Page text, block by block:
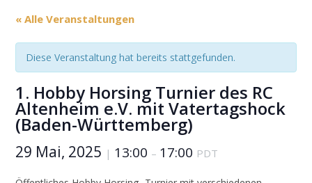
« Alle Veranstaltungen
Diese Veranstaltung hat bereits stattgefunden.
1. Hobby Horsing Turnier des RC
Altenheim e.V. mit Vatertagshock
(Baden-Württemberg)
29 Mai, 2025 | 13:00 – 17:00 PDT